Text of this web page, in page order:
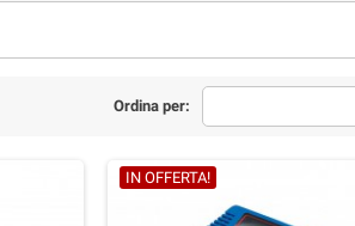
Ordina per:
IN OFFERTA!